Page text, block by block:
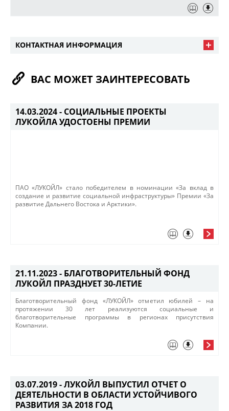
КОНТАКТНАЯ ИНФОРМАЦИЯ
ВАС МОЖЕТ ЗАИНТЕРЕСОВАТЬ
14.03.2024 - СОЦИАЛЬНЫЕ ПРОЕКТЫ
ЛУКОЙЛА УДОСТОЕНЫ ПРЕМИИ
ПАО «ЛУКОЙЛ» стало победителем в номинации «За вклад в
создание и развитие социальной инфраструктуры» Премии «За
развитие Дальнего Востока и Арктики».
21.11.2023 - БЛАГОТВОРИТЕЛЬНЫЙ ФОНД
ЛУКОЙЛ ПРАЗДНУЕТ 30-ЛЕТИЕ
Благотворительный фонд «ЛУКОЙЛ» отметил юбилей – на
протяжении 30 лет реализуются социальные и
благотворительные программы в регионах присутствия
Компании.
03.07.2019 -ЛУКОЙЛ ВЫПУСТИЛ ОТЧЕТ О
ДЕЯТЕЛЬНОСТИ В ОБЛАСТИ УСТОЙЧИВОГО
РАЗВИТИЯ ЗА 2018 ГОД